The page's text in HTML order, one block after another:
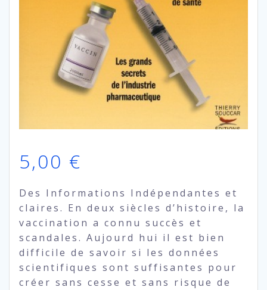
5,00 €
Des Informations Indépendantes et
claires. En deux siècles d’histoire, la
vaccination a connu succès et
scandales. Aujourd hui il est bien
difficile de savoir si les données
scientifiques sont suffisantes pour
créer sans cesse et sans risque de